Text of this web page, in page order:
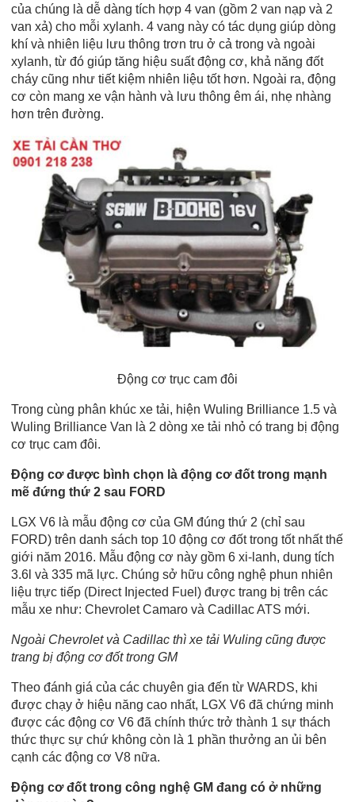
của chúng là dễ dàng tích hợp 4 van (gồm 2 van nạp và 2
van xả) cho mỗi xylanh. 4 vang này có tác dụng giúp dòng
khí và nhiên liệu lưu thông trơn tru ở cả trong và ngoài
xylanh, từ đó giúp tăng hiệu suất động cơ, khả năng đốt
cháy cũng như tiết kiệm nhiên liệu tốt hơn. Ngoài ra, động
cơ còn mang xe vận hành và lưu thông êm ái, nhẹ nhàng
hơn trên đường.
Động cơ trục cam đôi
Trong cùng phân khúc xe tải, hiện Wuling Brilliance 1.5 và
Wuling Brilliance Van là 2 dòng xe tải nhỏ có trang bị động
cơ trục cam đôi.
Động cơ được bình chọn là động cơ đốt trong mạnh
mẽ đứng thứ 2 sau FORD
LGX V6 là mẫu động cơ của GM đúng thứ 2 (chỉ sau
FORD) trên danh sách top 10 động cơ đốt trong tốt nhất thế
giới năm 2016. Mẫu động cơ này gồm 6 xi-lanh, dung tích
3.6l và 335 mã lực. Chúng sở hữu công nghệ phun nhiên
liệu trực tiếp (Direct Injected Fuel) được trang bị trên các
mẫu xe như: Chevrolet Camaro và Cadillac ATS mới.
Ngoài Chevrolet và Cadillac thì xe tải Wuling cũng được
trang bị động cơ đốt trong GM
Theo đánh giá của các chuyên gia đến từ WARDS, khi
được chạy ở hiệu năng cao nhất, LGX V6 đã chứng minh
được các động cơ V6 đã chính thức trở thành 1 sự thách
thức thực sự chứ không còn là 1 phần thưởng an ủi bên
cạnh các động cơ V8 nữa.
Động cơ đốt trong công nghệ GM đang có ở những